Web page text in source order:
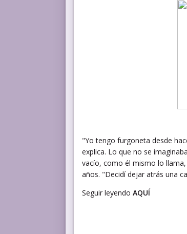
"Yo tengo furgoneta desde
explica. Lo que no se
vacío, como él mismo lo
años. "Decidí dejar atrás una
Seguir leyendo AQUÍ